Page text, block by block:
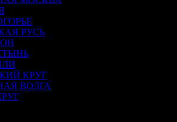
РУСЬ
КРУГ
ВОЛГА